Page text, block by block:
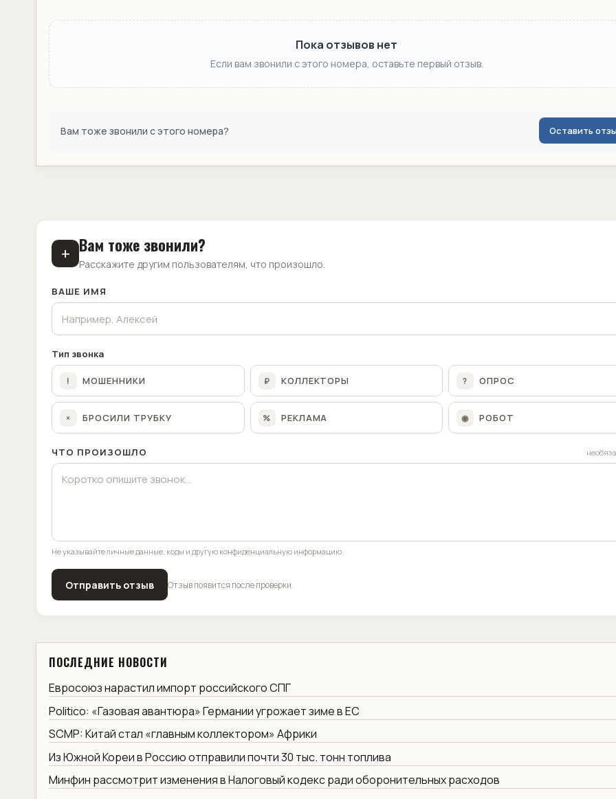
Пока отзывов нет
Если вам звонили с этого номера, оставьте первый отзыв.
Вам тоже звонили с этого номера? Оставить
+ Вам тоже звонили?
Расскажите другим пользователям, что произошло.
ВАШЕ ИМЯ
Тип звонка
! МОШЕННИКИ ₽ КОЛЛЕКТОРЫ ? ОПРОС
× БРОСИЛИ ТРУБКУ % РЕКЛАМА ◉ РОБОТ
ЧТО ПРОИЗОШЛО
Не указывайте личные данные, коды и другую конфиденциальную информацию.
Отправить отзыв Отзыв появится после проверки.
ПОСЛЕДНИЕ НОВОСТИ
Евросоюз нарастил импорт российского СПГ
Politico: «Газовая авантюра» Германии угрожает зиме в ЕС
SCMP: Китай стал «главным коллектором» Африки
Из Южной Кореи в Россию отправили почти 30 тыс. тонн топлива
Минфин рассмотрит изменения в Налоговый кодекс ради оборонительных расходов